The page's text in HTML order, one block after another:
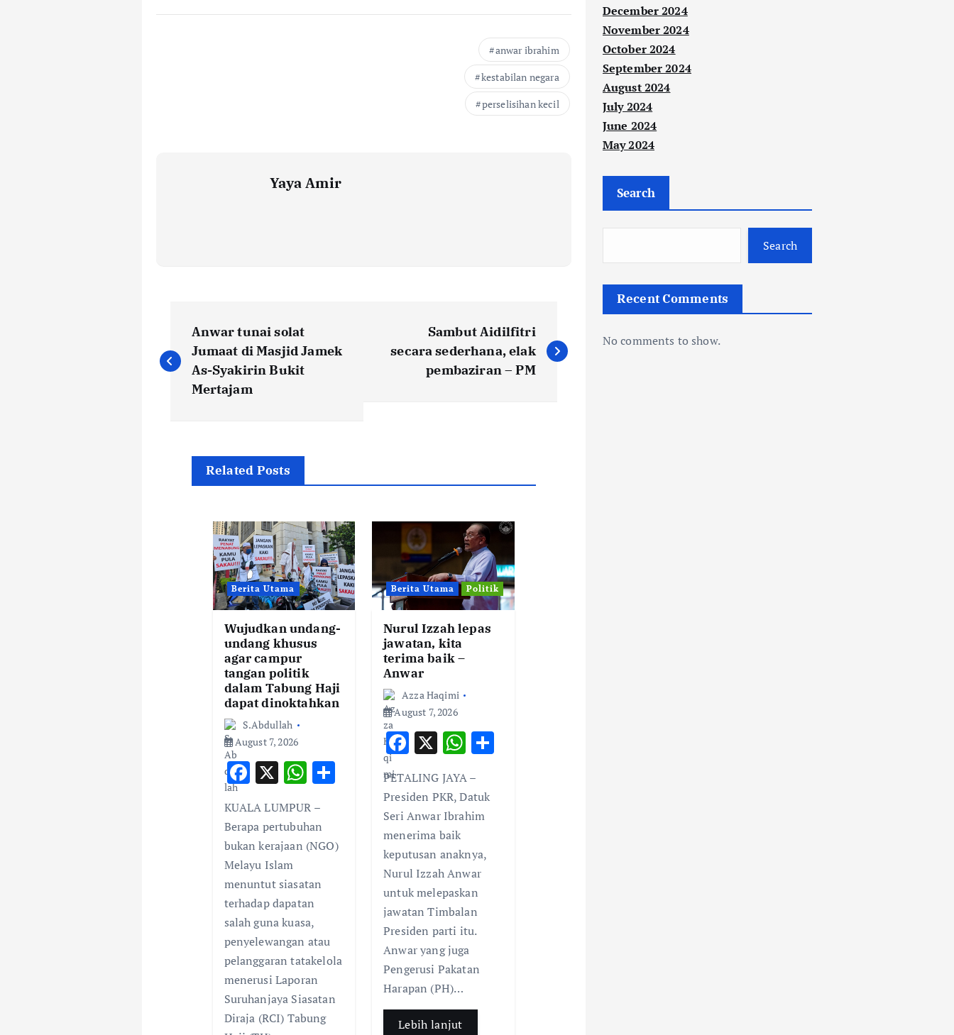
anwar ibrahim
kestabilan negara
perselisihan kecil
Yaya Amir
o
Anwar tunai solat
Jumaat di Masjid Jamek
As-Syakirin Bukit
Mertajam
Sambut Aidilfitri
secara sederhana, elak
pembaziran – PM
Related Posts
Berita Utama
Wujudkan undang-
undang khusus
agar campur
tangan politik
dalam Tabung Haji
dapat dinoktahkan
S.Abdullah
August 7, 2026
F
e
b
o
o
k
X W
at
s
p
p
S
e
KUALA LUMPUR –
Berapa pertubuhan
bukan kerajaan (NGO)
Melayu Islam
menuntut siasatan
terhadap dapatan
salah guna kuasa,
penyelewangan atau
pelanggaran tatakelola
menerusi Laporan
Suruhanjaya Siasatan
Diraja (RCI) Tabung
Berita Utama Politik
Nurul Izzah lepas
jawatan, kita
terima baik –
Anwar
Azza Haqimi
August 7, 2026
F
e
b
o
o
k
X W
at
s
p
p
PETALING JAYA –
Presiden PKR, Datuk
Seri Anwar Ibrahim
menerima baik
keputusan anaknya,
Nurul Izzah Anwar
untuk melepaskan
jawatan Timbalan
Presiden parti itu.
Anwar yang juga
Pengerusi Pakatan
Harapan (PH)…
Lebih lanjut
December 2024
November 2024
October 2024
September 2024
August 2024
July 2024
June 2024
May 2024
Search
Search
Recent Comments
No comments to show.